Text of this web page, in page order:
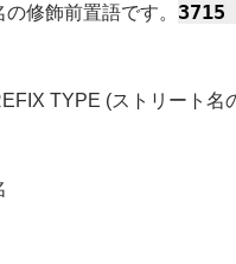
修飾前置語です。 3715
TYPE (ストリート名